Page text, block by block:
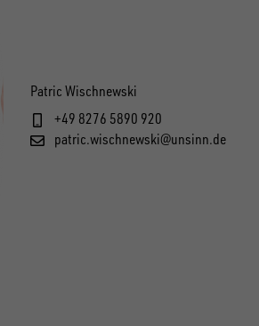
Patric Wischnewski
+49 8276 5890 920
patric.wischnewski@unsinn.de